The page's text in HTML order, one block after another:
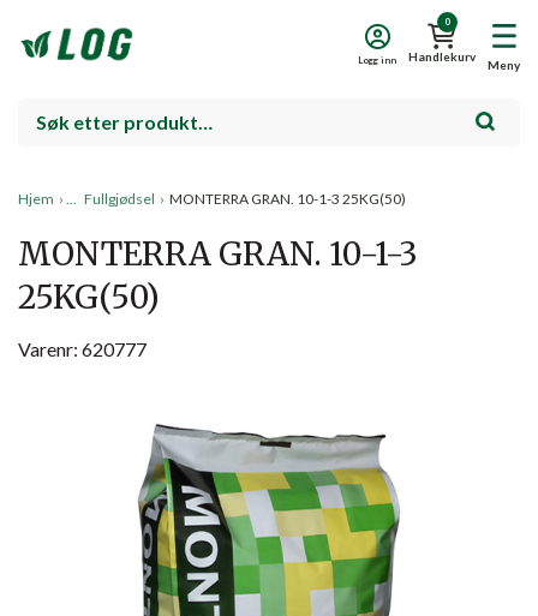
Meny
0
Handlekurv
Logg inn
Hjem › Fullgjødsel › MONTERRA GRAN. 10-1-3 25KG(50)
MONTERRA GRAN. 10-1-3
25KG(50)
Varenr: 620777